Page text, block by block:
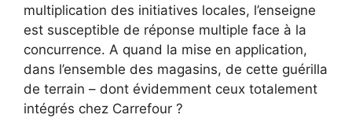
multiplication des initiatives locales, l’enseigne
est susceptible de réponse multiple face à la
concurrence. A quand la mise en application,
dans l’ensemble des magasins, de cette guérilla
de terrain – dont évidemment ceux totalement
intégrés chez Carrefour ?